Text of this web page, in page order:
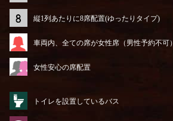
縦1列あたりに8席配置(ゆったりタイプ)
車両内、全ての席が女性席（男性予約不可）
女性安心の席配置
トイレを設置しているバス